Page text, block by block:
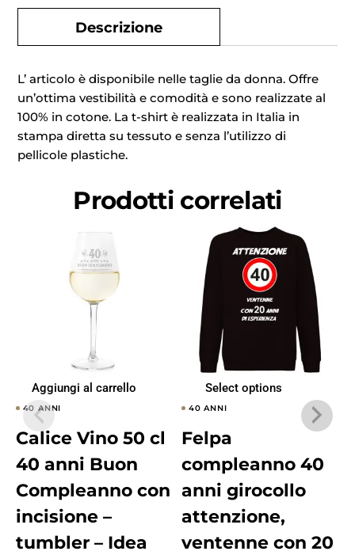
Descrizione
L’ articolo è disponibile nelle taglie da donna. Offre
un’ottima vestibilità e comodità e sono realizzate al
100% in cotone. La t-shirt è realizzata in Italia in
stampa diretta su tessuto e senza l’utilizzo di
pellicole plastiche.
Prodotti correlati
Aggiungi al carrello
40 ANNI
Calice Vino 50 cl
40 anni Buon
Compleanno con
incisione –
tumbler – Idea
Select options
40 ANNI
Felpa
compleanno 40
anni girocollo
attenzione,
ventenne con 20